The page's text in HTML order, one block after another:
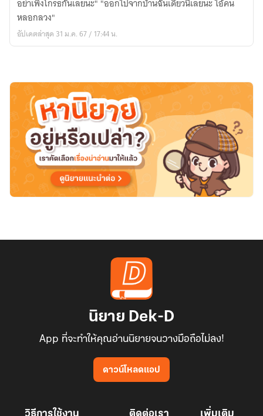
ของ
บราลี
อย่าเพิ่งโกรธกันเลยนะ" "ออกไปจากบ้านฉันเดี๋ยวนี้เลยนะ ไอ้คน
หลอกลวง"
อัปเดตล่าสุด 31 ม.ค. 67 / 17:44 น.
นิยาย Dek-D
App ที่จะทำให้คุณอ่านนิยายจนวางมือถือไม่ลง!
ดาวน์โหลดแอป